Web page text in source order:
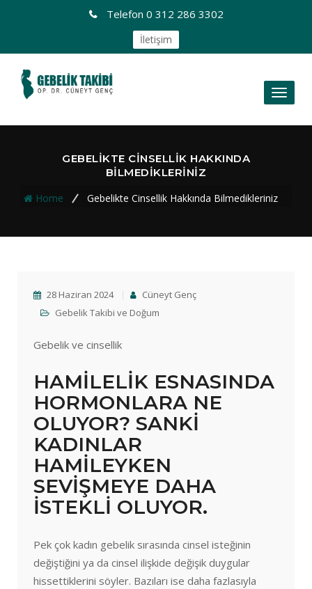
Telefon 0 312 286 3302
İletişim
Toggle
GEBELIKTE CINSELLIK HAKKINDA
BILMEDIKLERINIZ
Home
Gebelikte Cinsellik Hakkında Bilmedikleriniz
28 Haziran 2024
Cüneyt Genç
Gebelik Takibi ve Doğum
Gebelik ve cinsellik
HAMİLELİK ESNASINDA
HORMONLARA NE
OLUYOR? SANKİ
KADINLAR
HAMİLEYKEN
SEVİŞMEYE DAHA
İSTEKLİ OLUYOR.
Pek çok kadın gebelik sırasında cinsel isteğinin
değiştiğini ya da cinsel ilişkide değişik duygular
hissettiklerini söyler. Bazıları ise daha fazlasıyla